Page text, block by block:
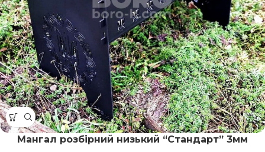
Мангал розбірний низький “Стандарт” 3мм